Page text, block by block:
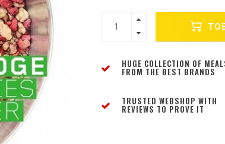
HUGE COLLECTION OF
FROM THE BEST BRANDS
TRUSTED WEBSHOP WITH
REVIEWS TO PROVE IT